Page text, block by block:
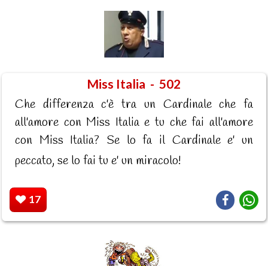
Miss Italia - 502
Che differenza c'è tra un Cardinale che fa
all'amore con Miss Italia e tu che fai all'amore
con Miss Italia? Se lo fa il Cardinale e' un
peccato, se lo fai tu e' un miracolo!
17